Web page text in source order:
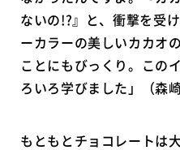
ないの!?』と、衝撃を受
ーカラーの美しいカカオ
ことにもびっくり。この
ろいろ学びました」（森
もともとチョコレートは